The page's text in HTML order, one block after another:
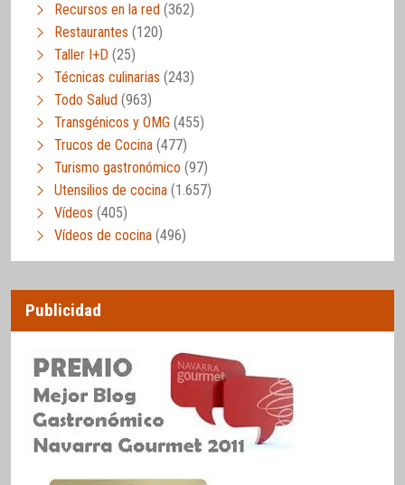
Recursos en la red (362)
Restaurantes (120)
Taller I+D (25)
Técnicas culinarias (243)
Todo Salud (963)
Transgénicos y OMG (455)
Trucos de Cocina (477)
Turismo gastronómico (97)
Utensilios de cocina (1.657)
Vídeos (405)
Vídeos de cocina (496)
Publicidad